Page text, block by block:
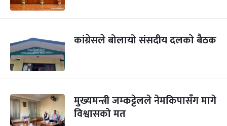
कांग्रेसले बोलायो संसदीय दलको बैठक
मुख्यमन्त्री जम्कट्टेलले नेमकिपासँग मागे
विश्वासको मत